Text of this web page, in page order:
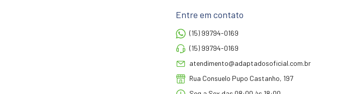
Entre em contato
(15) 99794-0169
(15) 99794-0169
atendimento@adaptadosoficial.com.br
Rua Consuelo Pupo Castanho, 197